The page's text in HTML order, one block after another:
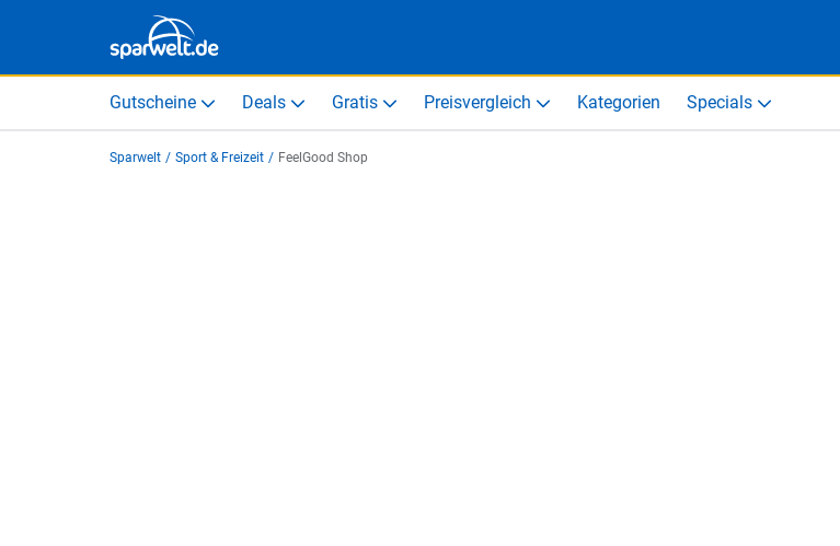
Gutscheine Deals Gratis Preisvergleich Kategorien Specials
Sparwelt / Sport & Freizeit / FeelGood Shop